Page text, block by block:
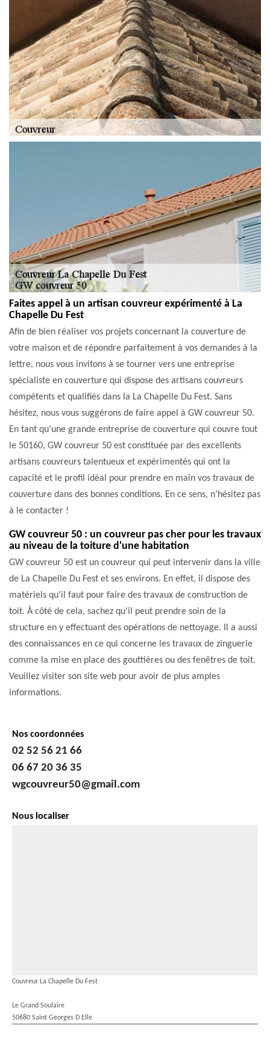
Faites appel à un artisan couvreur expérimenté à La
Chapelle Du Fest
Afin de bien réaliser vos projets concernant la couverture de
votre maison et de répondre parfaitement à vos demandes à la
lettre, nous vous invitons à se tourner vers une entreprise
spécialiste en couverture qui dispose des artisans couvreurs
compétents et qualifiés dans la La Chapelle Du Fest. Sans
hésitez, nous vous suggérons de faire appel à GW couvreur 50.
En tant qu’une grande entreprise de couverture qui couvre tout
le 50160, GW couvreur 50 est constituée par des excellents
artisans couvreurs talentueux et expérimentés qui ont la
capacité et le profil idéal pour prendre en main vos travaux de
couverture dans des bonnes conditions. En ce sens, n’hésitez pas
à le contacter !
GW couvreur 50 : un couvreur pas cher pour les travaux
au niveau de la toiture d'une habitation
GW couvreur 50 est un couvreur qui peut intervenir dans la ville
de La Chapelle Du Fest et ses environs. En effet, il dispose des
matériels qu'il faut pour faire des travaux de construction de
toit. À côté de cela, sachez qu'il peut prendre soin de la
structure en y effectuant des opérations de nettoyage. Il a aussi
des connaissances en ce qui concerne les travaux de zinguerie
comme la mise en place des gouttières ou des fenêtres de toit.
Veuillez visiter son site web pour avoir de plus amples
informations.
Nos coordonnées
02 52 56 21 66
06 67 20 36 35
wgcouvreur50@gmail.com
Nous localiser
Couvreur La Chapelle Du Fest
Le Grand Soulaire
50680 Saint Georges D Elle